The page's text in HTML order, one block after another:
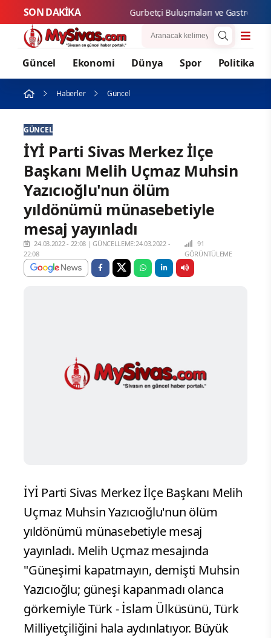
SON DAKİKA
Güncel Ekonomi Dünya Spor Politika
Haberler Güncel
GÜNCEL
İYİ Parti Sivas Merkez İlçe
Başkanı Melih Uçmaz Muhsin
Yazıcıoğlu'nun ölüm
yıldönümü münasebetiyle
mesaj yayınladı
24.03.2022 - 22:08 |GÜNCELLEME:24.03.2022 -
22:08
91
GÖRÜNTÜLEME
İYİ Parti Sivas Merkez İlçe Başkanı Melih
Uçmaz Muhsin Yazıcıoğlu'nun ölüm
yıldönümü münasebetiyle mesaj
yayınladı. Melih Uçmaz mesajında
"Güneşimi kapatmayın, demişti Muhsin
Yazıcıoğlu; güneşi kapanmadı olanca
görkemiyle Türk - İslam Ülküsünü, Türk
Milliyetçiliğini hala aydınlatıyor. Büyük